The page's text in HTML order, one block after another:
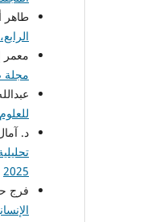
طاهر
الرابع،
معمر
مجلة
للعلوم
د.
2025
فرج